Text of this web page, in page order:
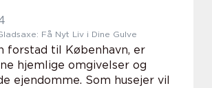
Få Nyt Liv i Dine Gulve
forstad til København, er
hjemlige omgivelser og
ejendomme. Som husejer vil